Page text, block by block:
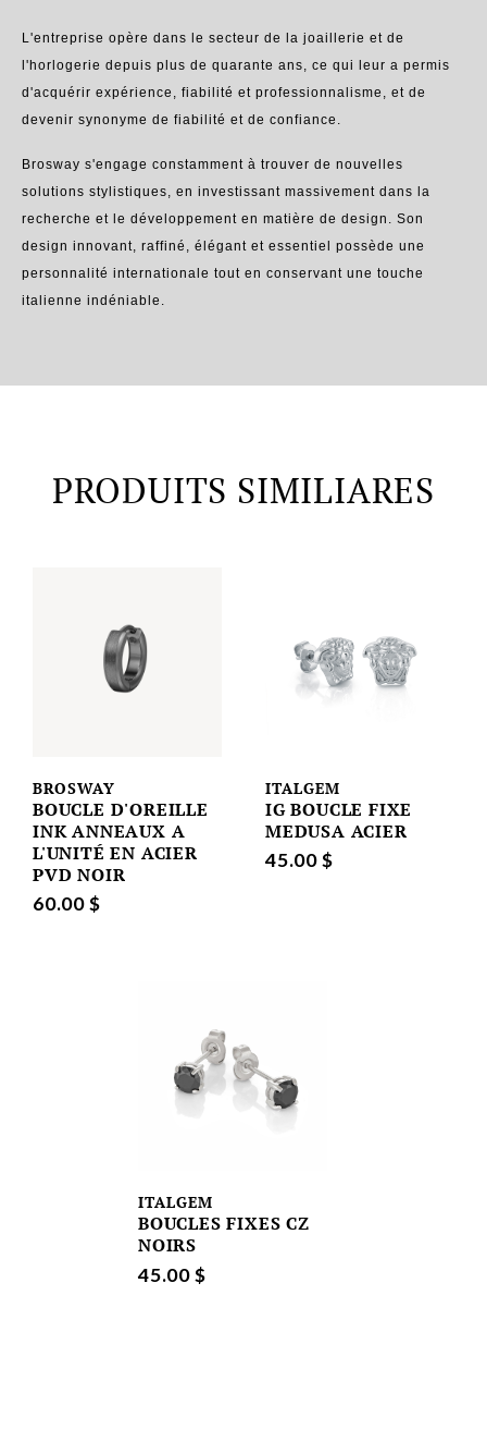
L'entreprise opère dans le secteur de la joaillerie et de
l'horlogerie depuis plus de quarante ans, ce qui leur a permis
d'acquérir expérience, fiabilité et professionnalisme, et de
devenir synonyme de fiabilité et de confiance.
Brosway s'engage constamment à trouver de nouvelles
solutions stylistiques, en investissant massivement dans la
recherche et le développement en matière de design. Son
design innovant, raffiné, élégant et essentiel possède une
personnalité internationale tout en conservant une touche
italienne indéniable.
PRODUITS SIMILIARES
BROSWAY
BOUCLE D'OREILLE
INK ANNEAUX A
L'UNITÉ EN ACIER
PVD NOIR
60.00 $
ITALGEM
IG BOUCLE FIXE
MEDUSA ACIER
45.00 $
ITALGEM
BOUCLES FIXES CZ
NOIRS
45.00 $